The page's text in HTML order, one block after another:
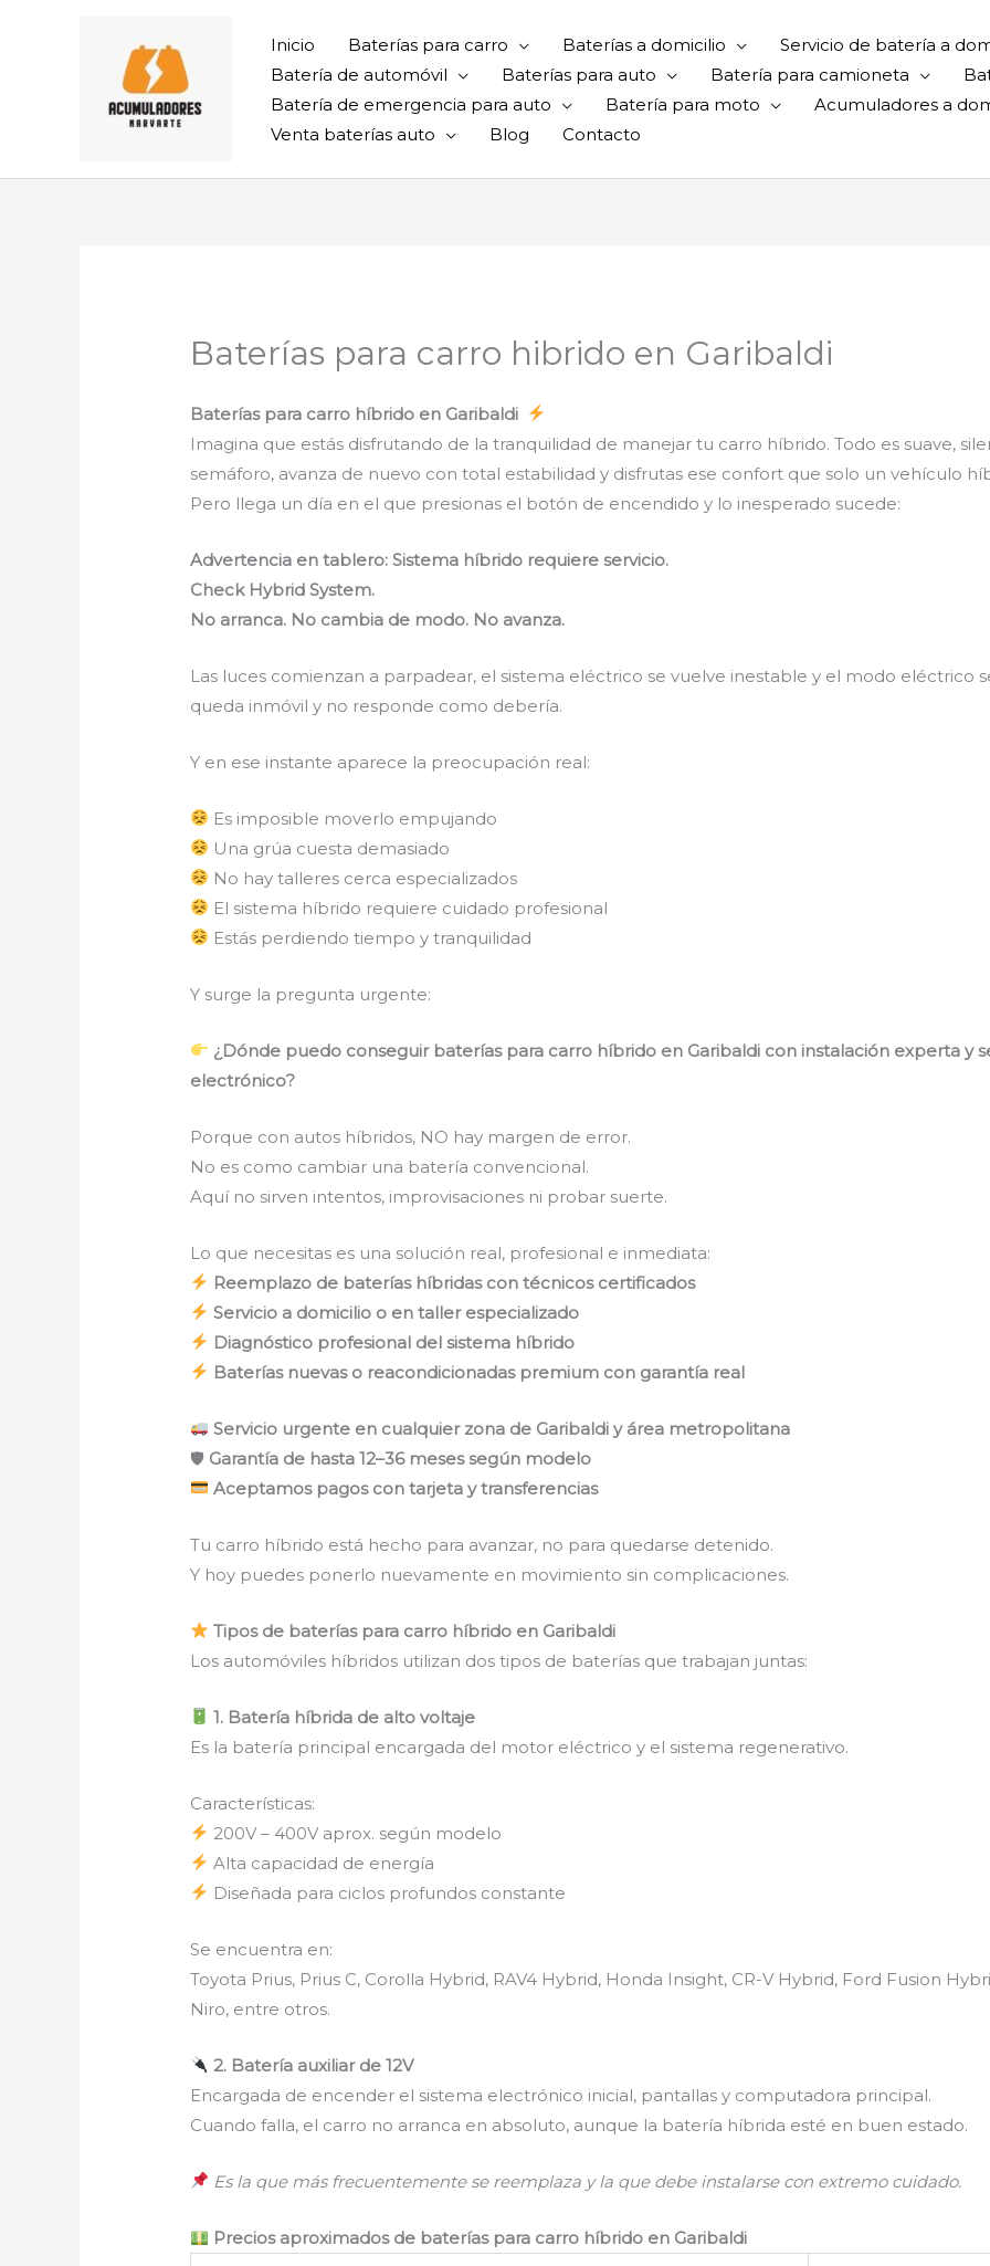
Inicio Baterías para carro Baterías a domicilio Servicio de batería a
Batería de automóvil
Baterías para auto Batería para camioneta
Batería de emergencia para auto
Batería para moto Acumuladores a
Venta baterías auto
Blog Contacto
Baterías para carro hibrido en Garibaldi
Baterías para carro híbrido en Garibaldi
Imagina que estás disfrutando de la tranquilidad de manejar tu carro híbrido. Todo es suave,
semáforo, avanza de nuevo con total estabilidad y disfrutas ese confort que solo un vehículo
Pero llega un día en el que presionas el botón de encendido y lo inesperado sucede:
Advertencia en tablero: Sistema híbrido requiere servicio.
Check Hybrid System.
No arranca. No cambia de modo. No avanza.
Las luces comienzan a parpadear, el sistema eléctrico se vuelve inestable y el modo eléctrico
queda inmóvil y no responde como debería.
Y en ese instante aparece la preocupación real:
Es imposible moverlo empujando
Una grúa cuesta demasiado
No hay talleres cerca especializados
El sistema híbrido requiere cuidado profesional
Estás perdiendo tiempo y tranquilidad
Y surge la pregunta urgente:
¿Dónde puedo conseguir baterías para carro híbrido en Garibaldi con instalación experta y
electrónico?
Porque con autos híbridos, NO hay margen de error.
No es como cambiar una batería convencional.
Aquí no sirven intentos, improvisaciones ni probar suerte.
Lo que necesitas es una solución real, profesional e inmediata:
Reemplazo de baterías híbridas con técnicos certificados
Servicio a domicilio o en taller especializado
Diagnóstico profesional del sistema híbrido
Baterías nuevas o reacondicionadas premium con garantía real
Servicio urgente en cualquier zona de Garibaldi y área metropolitana
🛡 Garantía de hasta 12–36 meses según modelo
Aceptamos pagos con tarjeta y transferencias
Tu carro híbrido está hecho para avanzar, no para quedarse detenido.
Y hoy puedes ponerlo nuevamente en movimiento sin complicaciones.
Tipos de baterías para carro híbrido en Garibaldi
Los automóviles híbridos utilizan dos tipos de baterías que trabajan juntas:
1. Batería híbrida de alto voltaje
Es la batería principal encargada del motor eléctrico y el sistema regenerativo.
Características:
200V – 400V aprox. según modelo
Alta capacidad de energía
Diseñada para ciclos profundos constante
Se encuentra en:
Toyota Prius, Prius C, Corolla Hybrid, RAV4 Hybrid, Honda Insight, CR-V Hybrid, Ford Fusion
Niro, entre otros.
2. Batería auxiliar de 12V
Encargada de encender el sistema electrónico inicial, pantallas y computadora principal.
Cuando falla, el carro no arranca en absoluto, aunque la batería híbrida esté en buen estado.
Es la que más frecuentemente se reemplaza y la que debe instalarse con extremo cuidado.
Precios aproximados de baterías para carro híbrido en Garibaldi